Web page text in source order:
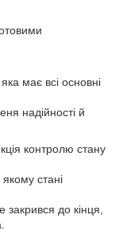
має всі основні
надійності й
контролю стану
стані
до кінця,